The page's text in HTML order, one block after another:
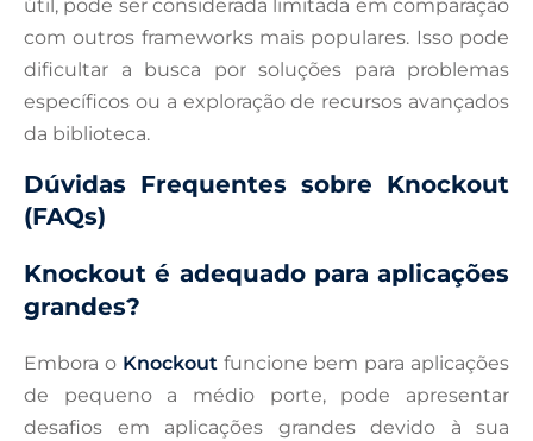
útil, pode ser considerada limitada em comparação
com outros frameworks mais populares. Isso pode
dificultar a busca por soluções para problemas
específicos ou a exploração de recursos avançados
da biblioteca.
Dúvidas Frequentes sobre Knockout
(FAQs)
Knockout é adequado para aplicações
grandes?
Embora o Knockoutfuncione bem para aplicações
de pequeno a médio porte, pode apresentar
desafios em aplicações grandes devido à sua